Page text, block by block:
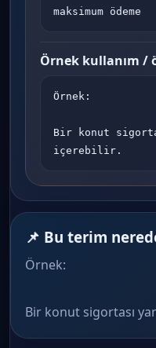
maksimum ödeme
Örnek kullanım /
Örnek:
Bir konut
içerebilir.
📌 Bu terim
Örnek:
Bir konut sigortası